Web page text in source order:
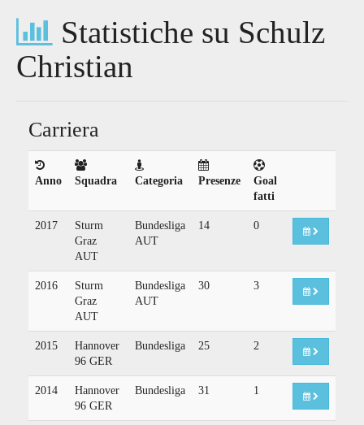
Statistiche su Schulz
Christian
Carriera
Anno Squadra Categoria Presenze
Goal
fatti
2017
Sturm
Graz
AUT
Bundesliga
AUT
14 0
2016
Sturm
Graz
AUT
Bundesliga
AUT
30 3
2015
Hannover
96 GER
Bundesliga 25 2
2014
Hannover
96 GER
Bundesliga 31 1